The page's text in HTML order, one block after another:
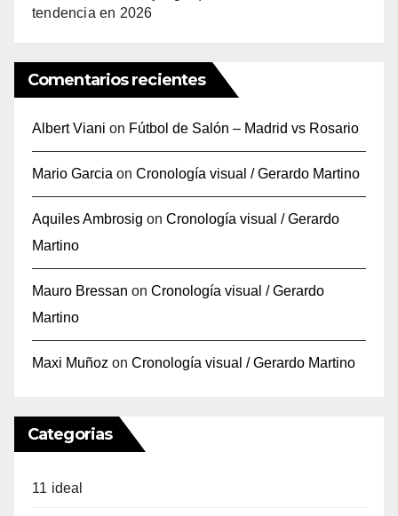
tendencia en 2026
Comentarios recientes
Albert Viani on Fútbol de Salón – Madrid vs Rosario
Mario Garcia on Cronología visual / Gerardo Martino
Aquiles Ambrosig on Cronología visual / Gerardo
Martino
Mauro Bressan on Cronología visual / Gerardo
Martino
Maxi Muñoz on Cronología visual / Gerardo Martino
Categorias
11 ideal